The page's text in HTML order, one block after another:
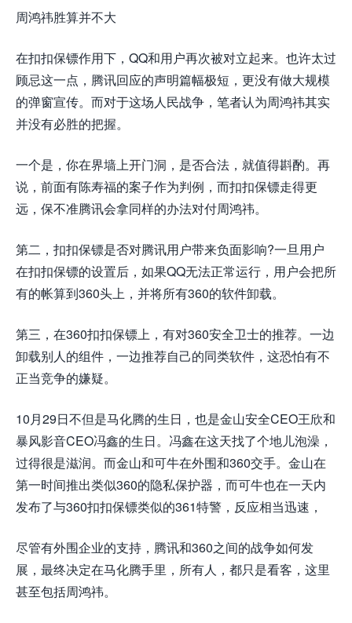
周鸿祎胜算并不大
在扣扣保镖作用下，QQ和用户再次被对立起来。也许太过
顾忌这一点，腾讯回应的声明篇幅极短，更没有做大规模
的弹窗宣传。而对于这场人民战争，笔者认为周鸿祎其实
并没有必胜的把握。
一个是，你在界墙上开门洞，是否合法，就值得斟酌。再
说，前面有陈寿福的案子作为判例，而扣扣保镖走得更
远，保不准腾讯会拿同样的办法对付周鸿祎。
第二，扣扣保镖是否对腾讯用户带来负面影响?一旦用户
在扣扣保镖的设置后，如果QQ无法正常运行，用户会把所
有的帐算到360头上，并将所有360的软件卸载。
第三，在360扣扣保镖上，有对360安全卫士的推荐。一边
卸载别人的组件，一边推荐自己的同类软件，这恐怕有不
正当竞争的嫌疑。
10月29日不但是马化腾的生日，也是金山安全CEO王欣和
暴风影音CEO冯鑫的生日。冯鑫在这天找了个地儿泡澡，
过得很是滋润。而金山和可牛在外围和360交手。金山在
第一时间推出类似360的隐私保护器，而可牛也在一天内
发布了与360扣扣保镖类似的361特警，反应相当迅速，
尽管有外围企业的支持，腾讯和360之间的战争如何发
展，最终决定在马化腾手里，所有人，都只是看客，这里
甚至包括周鸿祎。